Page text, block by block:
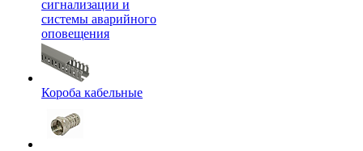
сигнализации и
системы аварийного
оповещения
Короба кабельные